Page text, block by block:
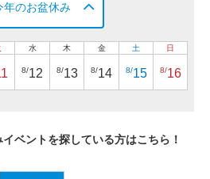
年のお盆休み
水
8/12
木
8/13
金
8/14
土
8/15
日
8/16
ベントを探している方はこちら！